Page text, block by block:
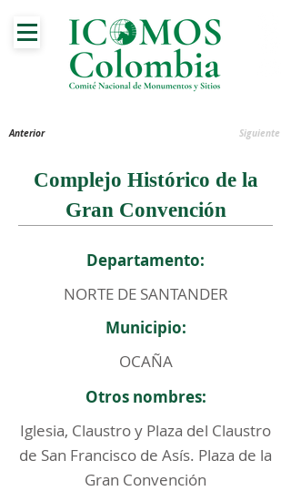
Anterior Siguiente
Complejo Histórico de la
Gran Convención
Departamento:
NORTE DE SANTANDER
Municipio:
OCAÑA
Otros nombres:
Iglesia, Claustro y Plaza del Claustro
de San Francisco de Asís. Plaza de la
Gran Convención